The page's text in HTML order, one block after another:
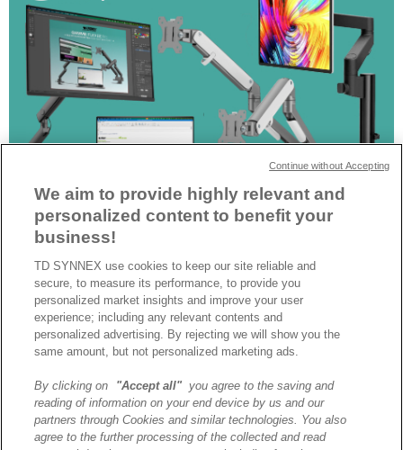
Les accessoires Urban Factory redéfinissent l’aménagement des
environnements professionnels en apportant des solutions
innovantes pour une installation sans effort, une mobilité optimisée
facilitent le quotidien des utilisateurs, que ce soit au bureau ou en
mobilité.
Prochain
A propos de TD SYNNEX
Historique
Travailler chez TD SYNNEX
We aim to provide highly relevant and
personalized content to benefit your
business!
TD SYNNEX use cookies to keep our site reliable and
secure, to measure its performance, to provide you
personalized market insights and improve your user
experience; including any relevant contents and
personalized advertising. By rejecting we will show you the
same amount, but not personalized marketing ads.
By clicking on "Accept all"you agree to the saving and
reading of information on your end device by us and our
partners through Cookies and similar technologies. You also
agree to the further processing of the collected and read
Continue without Accepting